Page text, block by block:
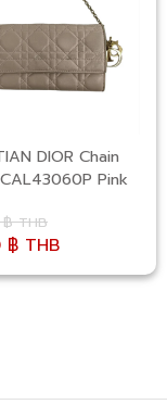
DIOR Chain
Pink
THB
THB